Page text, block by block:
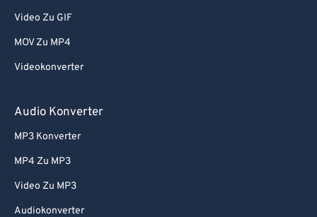
Video Zu GIF
MOV Zu MP4
Videokonverter
Audio Konverter
MP3 Konverter
MP4 Zu MP3
Video Zu MP3
Audiokonverter